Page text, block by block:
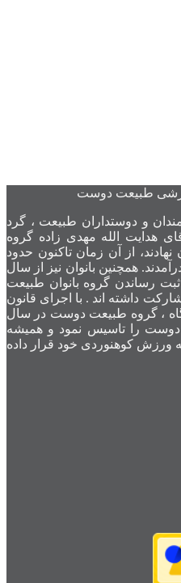
طبیعت دوست
از علاقمندان و دوستداران طبیعت ، گرد
هدایت الله مهدی زاده گروه
از آن زمان تاکنون حدود
همچنین بانوان نیز از سال
ثبت رساندن گروه بانوان طبیعت
داشته اند . با اجرای قانون
، گروه طبیعت دوست در سال
دوست را تاسیس نمود و همیشه
ورزش کوهنوردی خود قرار داده